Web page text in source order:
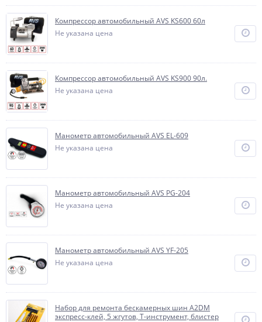
Компрессор автомобильный AVS KS600 60л
Не указана цена
Компрессор автомобильный AVS KS900 90л.
Не указана цена
Манометр автомобильный AVS EL-609
Не указана цена
Манометр автомобильный AVS PG-204
Не указана цена
Манометр автомобильный AVS YF-205
Не указана цена
Набор для ремонта бескамерных шин A2DM
экспресс-клей, 5 жгутов, T-инструмент, блистер